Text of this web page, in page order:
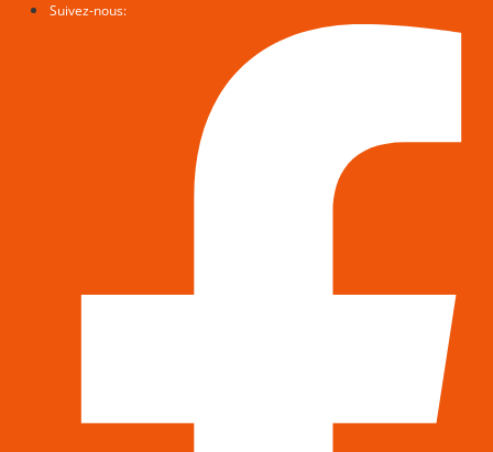
Suivez-nous: